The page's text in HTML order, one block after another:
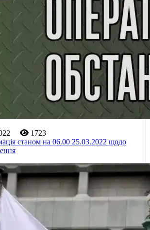
1723
станом на 06.00 25.03.2022 щодо